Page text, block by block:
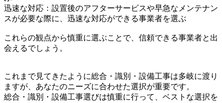
迅速な対応：設置後のアフターサービスや早急なメンテナン
スが必要な際に、迅速な対応ができる事業者を選ぶ
これらの観点から慎重に選ぶことで、信頼できる事業者と出
会えるでしょう。
これまで見てきたように総合・識別・設備工事は多岐に渡り
ますが、あなたのニーズに合わせた選択が重要です。
総合・識別・設備工事選びは慎重に行って、ベストな選択を